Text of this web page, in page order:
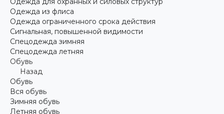
Одежда из флиса
Одежда ограниченного срока действия
Сигнальная, повышенной видимости
Спецодежда зимняя
Спецодежда летняя
Обувь
Назад
Обувь
Вся обувь
Зимняя обувь
Летняя обувь